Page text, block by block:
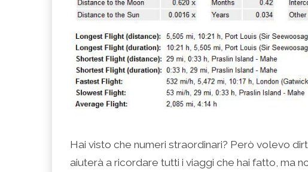
Hai visto che numeri straordinari? Però volevo
aiuterà a ricordare tutti i viaggi che hai fatto, ma